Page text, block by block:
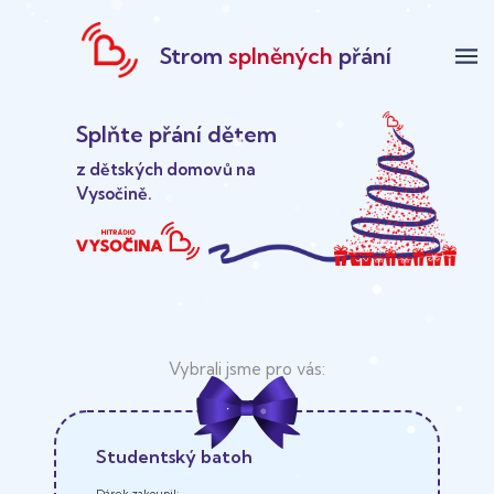
Strom splněných přání
Splňte přání dětem
z dětských domovů na
Vysočině.
Studentský batoh